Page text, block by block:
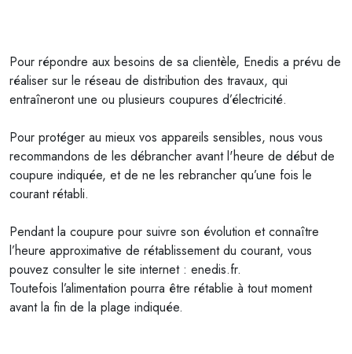
Pour répondre aux besoins de sa clientèle, Enedis a prévu de
réaliser sur le réseau de distribution des travaux, qui
entraîneront une ou plusieurs coupures d’électricité.
Pour protéger au mieux vos appareils sensibles, nous vous
recommandons de les débrancher avant l'heure de début de
coupure indiquée, et de ne les rebrancher qu’une fois le
courant rétabli.
Pendant la coupure pour suivre son évolution et connaître
l’heure approximative de rétablissement du courant, vous
pouvez consulter le site internet : enedis.fr.
Toutefois l’alimentation pourra être rétablie à tout moment
avant la fin de la plage indiquée.